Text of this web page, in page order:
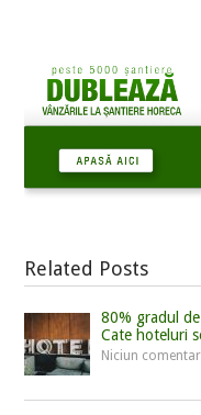
Related Posts
80% gradul
Cate hoteluri
Niciun